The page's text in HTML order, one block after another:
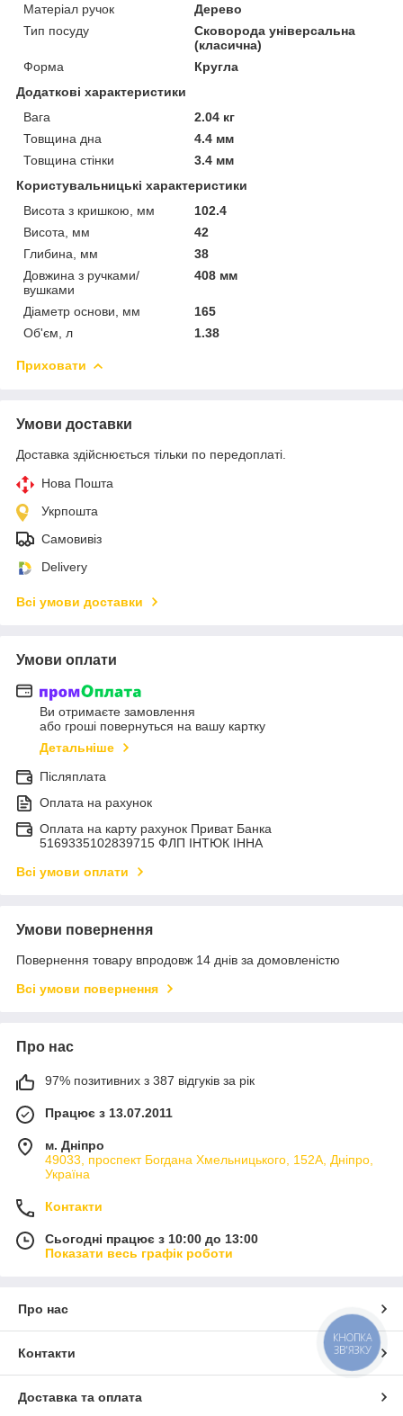
Матеріал ручок
Дерево
Тип посуду
Сковорода універсальна
(класична)
Форма
Кругла
Додаткові характеристики
Вага
2.04 кг
Товщина дна
4.4 мм
Товщина стінки
3.4 мм
Користувальницькі характеристики
Висота з кришкою, мм
102.4
Висота, мм
42
Глибина, мм
38
Довжина з ручками/
вушками
408 мм
Діаметр основи, мм
165
Об'єм, л
1.38
Приховати
Умови доставки
Доставка здійснюється тільки по передоплаті.
Нова Пошта
Укрпошта
Самовивіз
Delivery
Всі умови доставки
Умови оплати
Ви отримаєте замовлення
або гроші повернуться на вашу картку
Детальніше
Післяплата
Оплата на рахунок
Оплата на карту рахунок Приват Банка
5169335102839715 ФЛП ІНТЮК ІННА
Всі умови оплати
Умови повернення
Повернення товару впродовж 14 днів за домовленістю
Всі умови повернення
Про нас
97% позитивних з 387 відгуків за рік
Працює з 13.07.2011
м. Дніпро
49033, проспект Богдана Хмельницького, 152А, Дніпро,
Україна
Контакти
Сьогодні працює з 10:00 до 13:00
Показати весь графік роботи
Про нас
Контакти
Доставка та оплата
КНОПКА
ЗВ'ЯЗКУ